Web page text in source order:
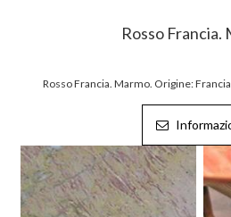
Rosso Francia.
Rosso Francia. Marmo. Origine: